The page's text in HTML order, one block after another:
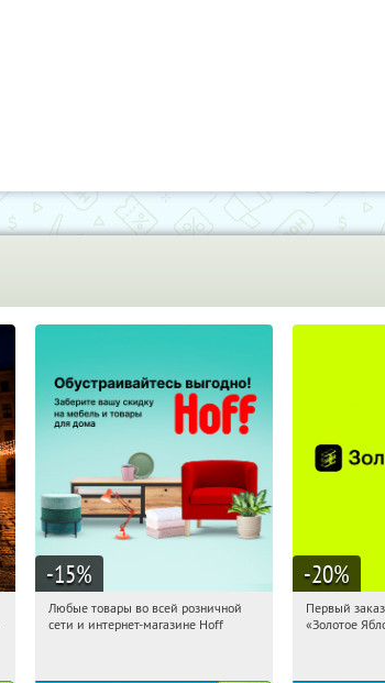
-15%
08:45:45 Получили:
Любые товары во всей розничной
сети и интернет-магазине Hoff
-20%
08:45:45
Первый
«Золотое